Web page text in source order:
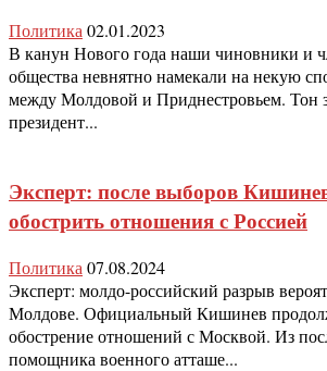
Политика02.01.2023
В канун Нового года наши чиновники и
общества невнятно намекали на некую
между Молдовой и Приднестровьем. Тон
президент...
Эксперт: после выборов
обострить отношения с Россией
Политика 07.08.2024
Эксперт: молдо-российский разрыв
Молдове. Официальный Кишинев
обострение отношений с Москвой. Из
помощника военного атташе...